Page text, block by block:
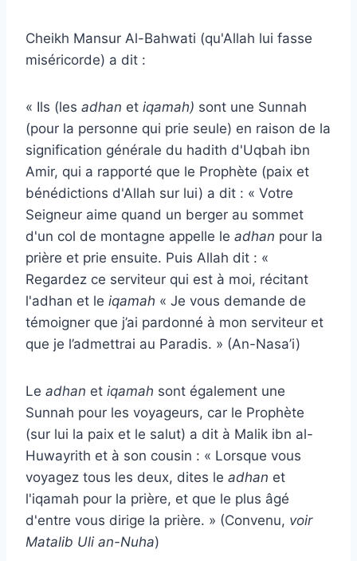
Cheikh Mansur Al-Bahwati (qu'Allah lui fasse
miséricorde) a dit :
« Ils (les adhan et iqamah) sont une Sunnah
(pour la personne qui prie seule) en raison de la
signification générale du hadith d'Uqbah ibn
Amir, qui a rapporté que le Prophète (paix et
bénédictions d'Allah sur lui) a dit : « Votre
Seigneur aime quand un berger au sommet
d'un col de montagne appelle le adhan pour la
prière et prie ensuite. Puis Allah dit : «
Regardez ce serviteur qui est à moi, récitant
l'adhan et le iqamah « Je vous demande de
témoigner que j’ai pardonné à mon serviteur et
que je l’admettrai au Paradis. » (An-Nasa’i)
Le adhan et iqamah sont également une
Sunnah pour les voyageurs, car le Prophète
(sur lui la paix et le salut) a dit à Malik ibn al-
Huwayrith et à son cousin : « Lorsque vous
voyagez tous les deux, dites le adhan et
l'iqamah pour la prière, et que le plus âgé
d'entre vous dirige la prière. » (Convenu, voir
Matalib Uli an-Nuha)